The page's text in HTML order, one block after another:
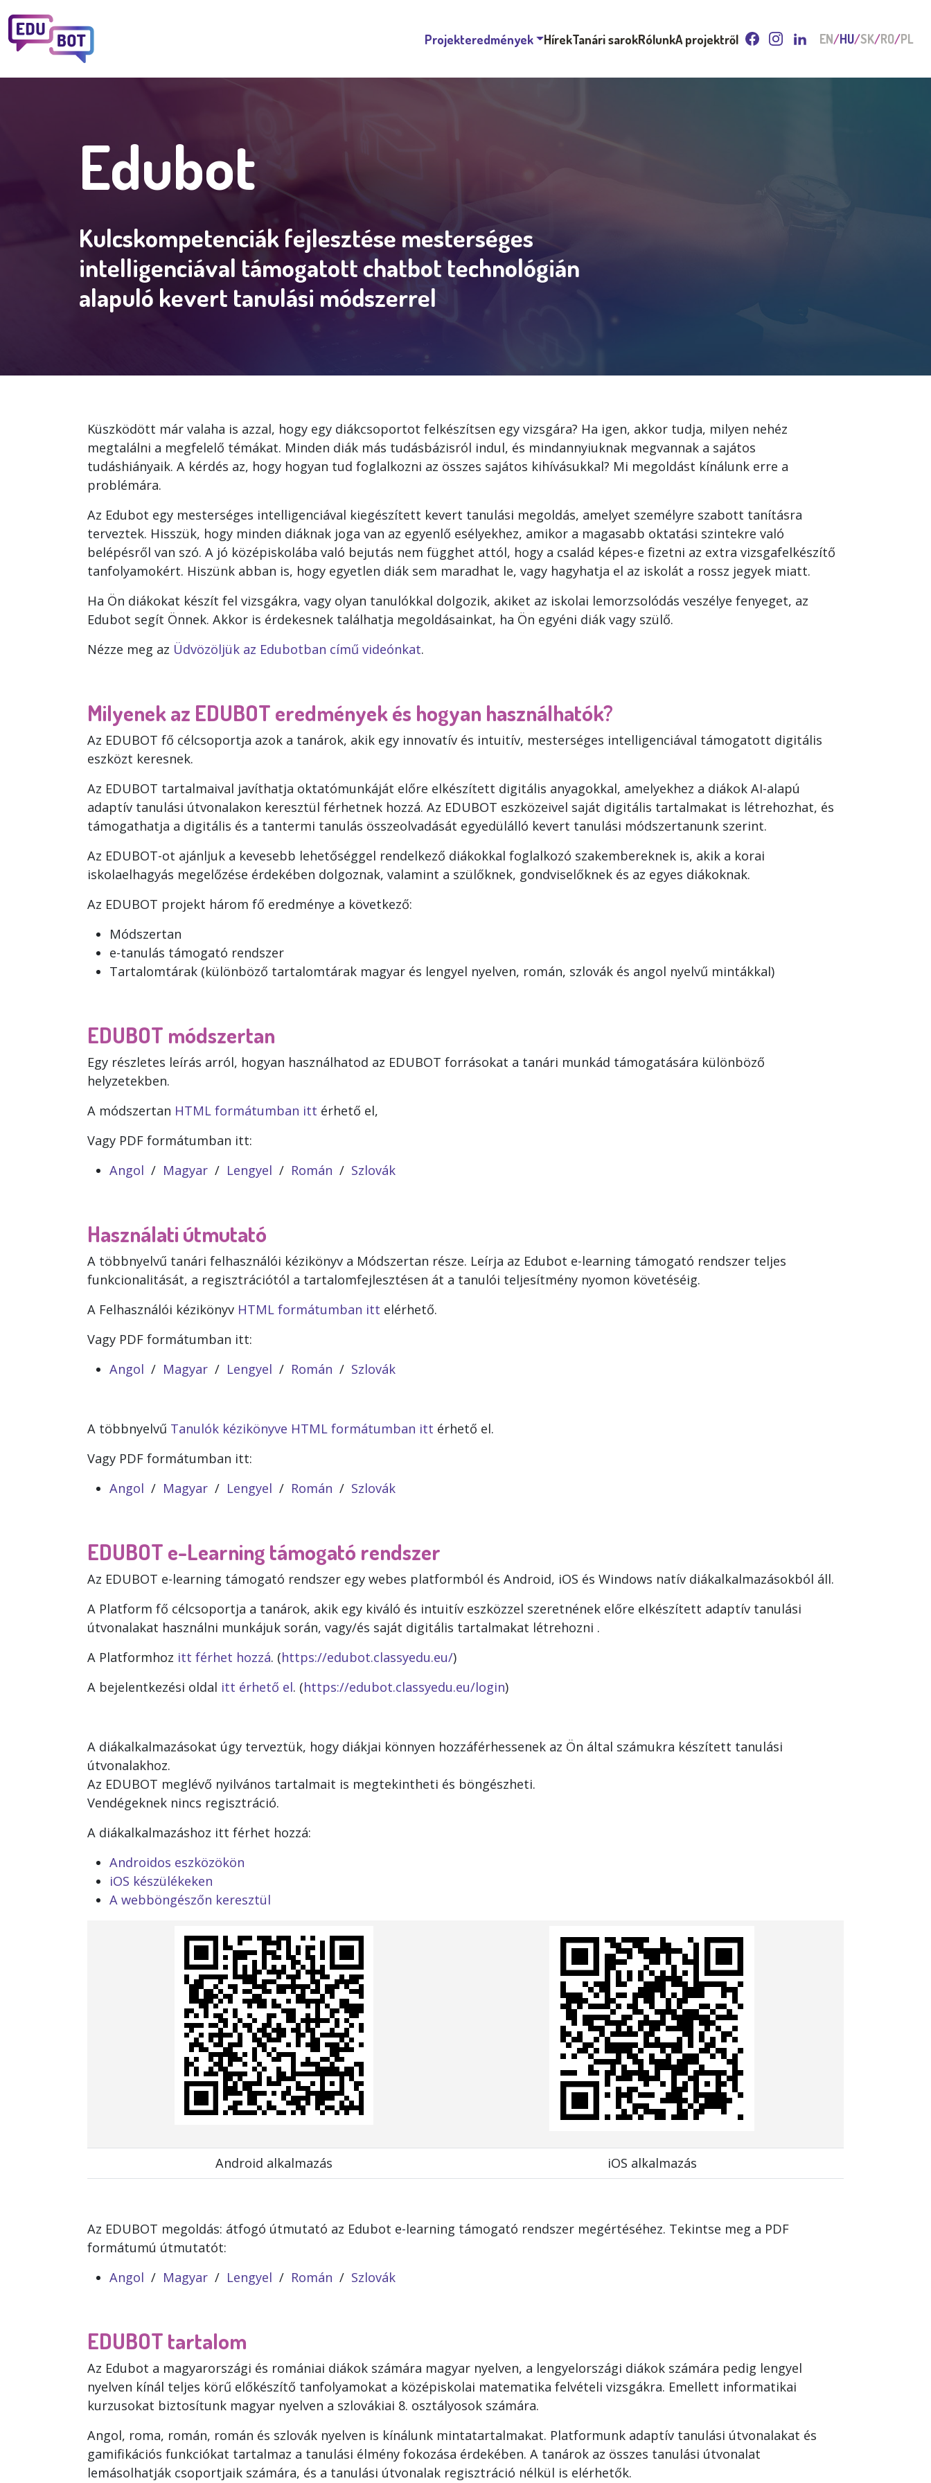
Projekteredmények HírekTanári sarokRólunkA projektről EN HU SK RO PL
Edubot
Kulcskompetenciák fejlesztése mesterséges
intelligenciával támogatott chatbot technológián
alapuló kevert tanulási módszerrel
Küszködött már valaha is azzal, hogy egy diákcsoportot felkészítsen egy vizsgára? Ha igen, akkor tudja, milyen nehéz
megtalálni a megfelelő témákat. Minden diák más tudásbázisról indul, és mindannyiuknak megvannak a sajátos
tudáshiányaik. A kérdés az, hogy hogyan tud foglalkozni az összes sajátos kihívásukkal? Mi megoldást kínálunk erre a
problémára.
Az Edubot egy mesterséges intelligenciával kiegészített kevert tanulási megoldás, amelyet személyre szabott tanításra
terveztek. Hisszük, hogy minden diáknak joga van az egyenlő esélyekhez, amikor a magasabb oktatási szintekre való
belépésről van szó. A jó középiskolába való bejutás nem függhet attól, hogy a család képes-e fizetni az extra vizsgafelkészítő
tanfolyamokért. Hiszünk abban is, hogy egyetlen diák sem maradhat le, vagy hagyhatja el az iskolát a rossz jegyek miatt.
Ha Ön diákokat készít fel vizsgákra, vagy olyan tanulókkal dolgozik, akiket az iskolai lemorzsolódás veszélye fenyeget, az
Edubot segít Önnek. Akkor is érdekesnek találhatja megoldásainkat, ha Ön egyéni diák vagy szülő.
Nézze meg az Üdvözöljük az Edubotban című videónkat.
Milyenek az EDUBOT eredmények és hogyan használhatók?
Az EDUBOT fő célcsoportja azok a tanárok, akik egy innovatív és intuitív, mesterséges intelligenciával támogatott digitális
eszközt keresnek.
Az EDUBOT tartalmaival javíthatja oktatómunkáját előre elkészített digitális anyagokkal, amelyekhez a diákok AI-alapú
adaptív tanulási útvonalakon keresztül férhetnek hozzá. Az EDUBOT eszközeivel saját digitális tartalmakat is létrehozhat, és
támogathatja a digitális és a tantermi tanulás összeolvadását egyedülálló kevert tanulási módszertanunk szerint.
Az EDUBOT-ot ajánljuk a kevesebb lehetőséggel rendelkező diákokkal foglalkozó szakembereknek is, akik a korai
iskolaelhagyás megelőzése érdekében dolgoznak, valamint a szülőknek, gondviselőknek és az egyes diákoknak.
Az EDUBOT projekt három fő eredménye a következő:
Módszertan
e-tanulás támogató rendszer
Tartalomtárak (különböző tartalomtárak magyar és lengyel nyelven, román, szlovák és angol nyelvű mintákkal)
EDUBOT módszertan
Egy részletes leírás arról, hogyan használhatod az EDUBOT forrásokat a tanári munkád támogatására különböző
helyzetekben.
A módszertan HTML formátumban itt érhető el,
Vagy PDF formátumban itt:
Angol / Magyar / Lengyel / Román / Szlovák
Használati útmutató
A többnyelvű tanári felhasználói kézikönyv a Módszertan része. Leírja az Edubot e-learning támogató rendszer teljes
funkcionalitását, a regisztrációtól a tartalomfejlesztésen át a tanulói teljesítmény nyomon követéséig.
A Felhasználói kézikönyv HTML formátumban itt elérhető.
Vagy PDF formátumban itt:
Angol / Magyar / Lengyel / Román / Szlovák
A többnyelvű Tanulók kézikönyve HTML formátumban itt érhető el.
Vagy PDF formátumban itt:
Angol / Magyar / Lengyel / Román / Szlovák
EDUBOT e-Learning támogató rendszer
Az EDUBOT e-learning támogató rendszer egy webes platformból és Android, iOS és Windows natív diákalkalmazásokból áll.
A Platform fő célcsoportja a tanárok, akik egy kiváló és intuitív eszközzel szeretnének előre elkészített adaptív tanulási
útvonalakat használni munkájuk során, vagy/és saját digitális tartalmakat létrehozni .
A Platformhoz itt férhet hozzá. (https://edubot.classyedu.eu/)
A bejelentkezési oldal itt érhető el. (https://edubot.classyedu.eu/login)
A diákalkalmazásokat úgy terveztük, hogy diákjai könnyen hozzáférhessenek az Ön által számukra készített tanulási
útvonalakhoz.
Az EDUBOT meglévő nyilvános tartalmait is megtekintheti és böngészheti.
Vendégeknek nincs regisztráció.
A diákalkalmazáshoz itt férhet hozzá:
Androidos eszközökön
iOS készülékeken
A webböngészőn keresztül
Android alkalmazás iOS alkalmazás
Az EDUBOT megoldás: átfogó útmutató az Edubot e-learning támogató rendszer megértéséhez. Tekintse meg a PDF
formátumú útmutatót:
Angol / Magyar / Lengyel / Román / Szlovák
EDUBOT tartalom
Az Edubot a magyarországi és romániai diákok számára magyar nyelven, a lengyelországi diákok számára pedig lengyel
nyelven kínál teljes körű előkészítő tanfolyamokat a középiskolai matematika felvételi vizsgákra. Emellett informatikai
kurzusokat biztosítunk magyar nyelven a szlovákiai 8. osztályosok számára.
Angol, roma, román, román és szlovák nyelven is kínálunk mintatartalmakat. Platformunk adaptív tanulási útvonalakat és
gamifikációs funkciókat tartalmaz a tanulási élmény fokozása érdekében. A tanárok az összes tanulási útvonalat
lemásolhatják csoportjaik számára, és a tanulási útvonalak regisztráció nélkül is elérhetők.